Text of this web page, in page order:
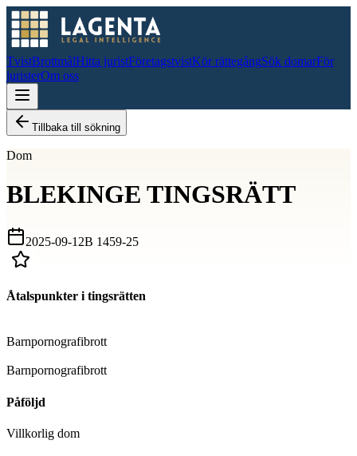
TvistBrottmålHitta juristFöretagstvistKör rättegångSök domarFör
juristerOm oss
Tillbaka till sökning
Dom
BLEKINGE TINGSRÄTT
2025-09-12B 1459-25
Åtalspunkter i tingsrätten
Barnpornografibrott
Barnpornografibrott
Påföljd
Villkorlig dom